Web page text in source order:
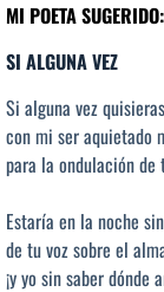
MI POETA SUGERIDO:
SI ALGUNA VEZ
Si alguna vez
con mi ser aquietado
para la ondulación de
Estaría en la noche
de tu voz sobre el
¡y yo sin saber dónde